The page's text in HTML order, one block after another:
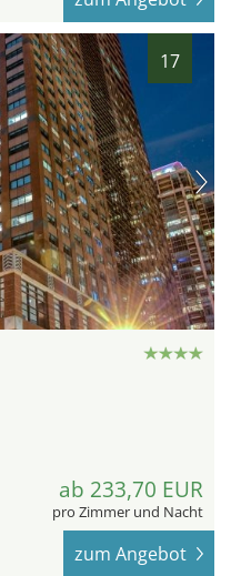
17
ab 233,70 EUR
pro Zimmer und Nacht
zum Angebot